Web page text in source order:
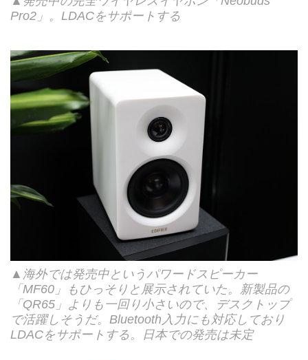
Pro2」。LDACをサポートする
▲海外では発売中というパワードスピーカー
「MF60」もひっそりと展示されていた。新製品の
「QR65」よりも一回り小さいので、デスクトップ
で活躍しそうだ。Bluetooth入力にも対応しており
LDACをサポートする。日本での発売は未定